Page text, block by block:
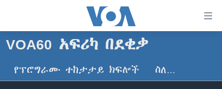
ማገናኛዎች
ዋናው
ይዘት
ዜና
ኢትዮጵያ
ኑሮ በጤንነት
VOA60 አፍሪካ በደቂቃ
የፕሮግራሙ ተከታታይ ክፍሎች ስለ…